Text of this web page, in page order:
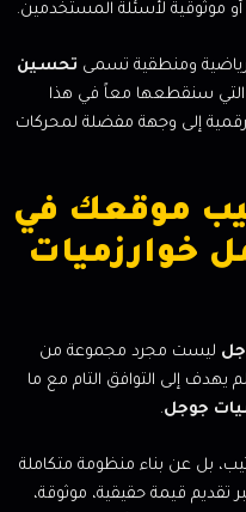
أو موثوقية لأسئلة المستخدمين.
ومنطقية تسمى تحسين
التي سنقطعها معاً في هذا
إلى وجهة مفضلة لمحركات
موقعك في
خوارزميات
ليست مجرد مجموعة من
يهدف إلى التوافق التام مع ما
جوجل.
بل عن بناء منظومة متكاملة
تقديم قيمة حقيقية، موثوقة،